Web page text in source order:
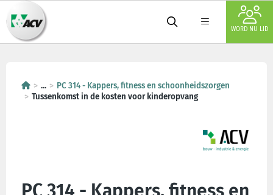
WORD NU LID
...
PC 314 - Kappers, fitness en schoonheidszorgen
Tussenkomst in de kosten voor kinderopvang